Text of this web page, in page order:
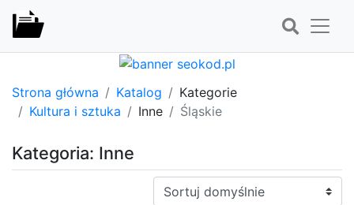
Strona główna Katalog
Kategorie
Kultura i sztuka
Inne Śląskie
Kategoria: Inne
Sortuj: